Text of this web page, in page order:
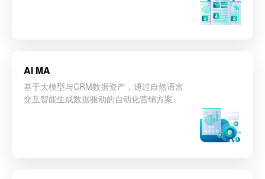
AI MA
基于大模型与CRM数据资产，通过自然语言
交互智能生成数据驱动的自动化营销方案。